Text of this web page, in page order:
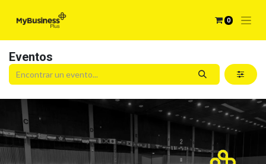
0
Eventos